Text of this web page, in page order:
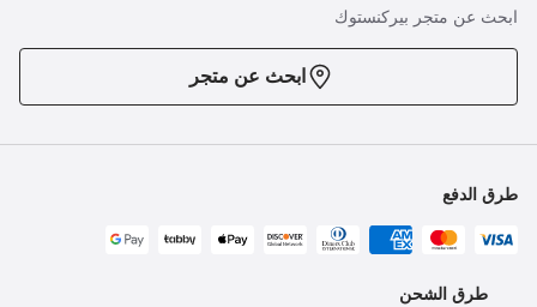
ابحث عن متجر بيركنستوك
ابحث عن متجر
طرق الدفع
طرق الشحن